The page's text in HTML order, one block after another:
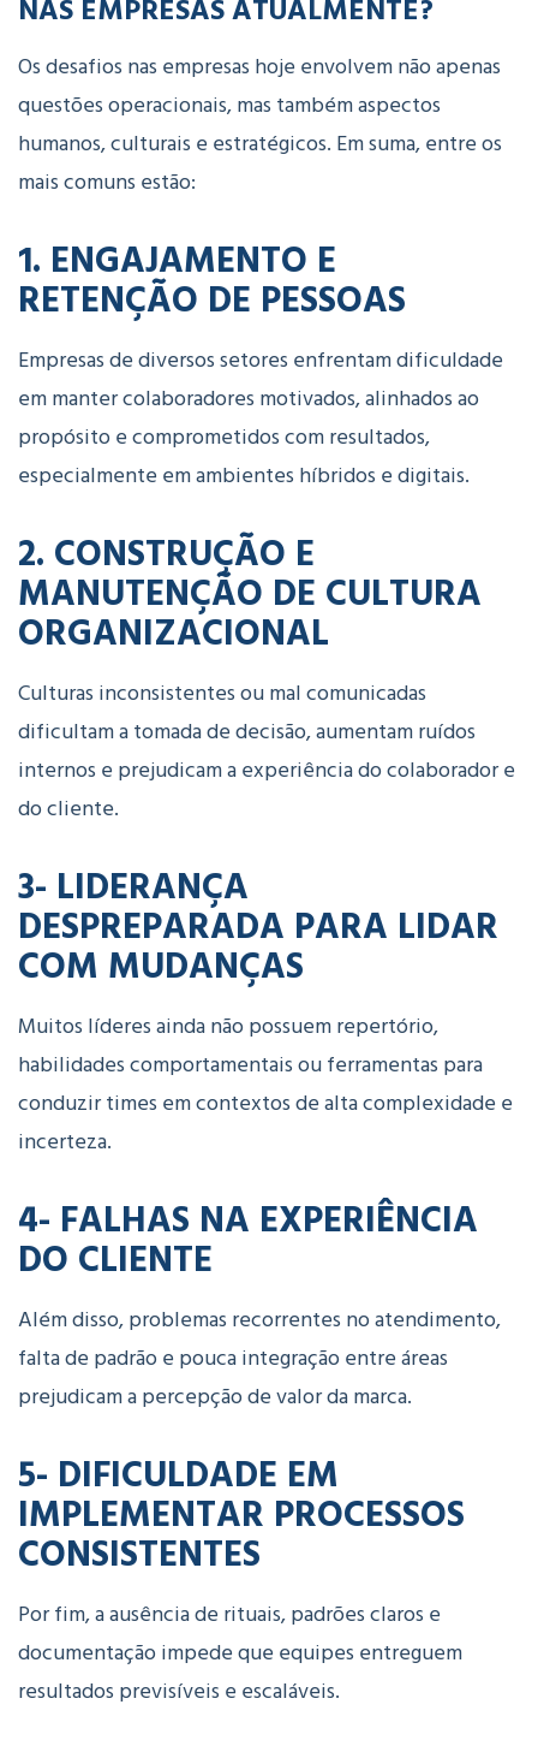
Os desafios nas empresas hoje envolvem não apenas
questões operacionais, mas também aspectos
humanos, culturais e estratégicos. Em suma, entre os
mais comuns estão:
1. ENGAJAMENTO E
RETENÇÃO DE PESSOAS
Empresas de diversos setores enfrentam dificuldade
em manter colaboradores motivados, alinhados ao
propósito e comprometidos com resultados,
especialmente em ambientes híbridos e digitais.
2. CONSTRUÇÃO E
MANUTENÇÃO DE CULTURA
ORGANIZACIONAL
Culturas inconsistentes ou mal comunicadas
dificultam a tomada de decisão, aumentam ruídos
internos e prejudicam a experiência do colaborador e
do cliente.
3- LIDERANÇA
DESPREPARADA PARA LIDAR
COM MUDANÇAS
Muitos líderes ainda não possuem repertório,
habilidades comportamentais ou ferramentas para
conduzir times em contextos de alta complexidade e
incerteza.
4- FALHAS NA EXPERIÊNCIA
DO CLIENTE
Além disso, problemas recorrentes no atendimento,
falta de padrão e pouca integração entre áreas
prejudicam a percepção de valor da marca.
5- DIFICULDADE EM
IMPLEMENTAR PROCESSOS
CONSISTENTES
Por fim, a ausência de rituais, padrões claros e
documentação impede que equipes entreguem
resultados previsíveis e escaláveis.